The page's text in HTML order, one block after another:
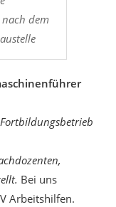
dem
Bei uns
Arbeitshilfen.